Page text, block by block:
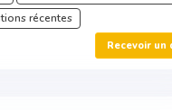
récentes
Recevoir un